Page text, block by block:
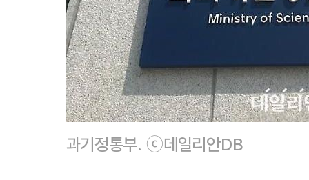
과기정통부. ⓒ데일리안DB